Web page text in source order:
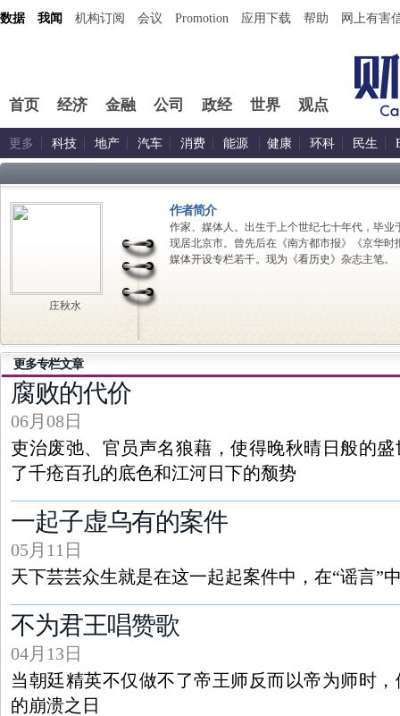
数据 我闻 机构订阅 会议 Promotion 应用下载 帮助 网上有害
首页 经济 金融 公司 政经 世界 观点
更多 科技 地产 汽车 消费 能源 健康 环科 民生
庄秋水
作者简介
作家、媒体人。出生于上个世纪七十年代，毕
现居北京市。曾先后在《南方都市报》《京华
媒体开设专栏若干。现为《看历史》杂志主笔。
更多专栏文章
腐败的代价
06月08日
吏治废弛、官员声名狼藉，使得晚秋晴日般的
了千疮百孔的底色和江河日下的颓势
一起子虚乌有的案件
05月11日
天下芸芸众生就是在这一起起案件中，在“谣言”
不为君王唱赞歌
04月13日
当朝廷精英不仅做不了帝王师反而以帝为师时
的崩溃之日